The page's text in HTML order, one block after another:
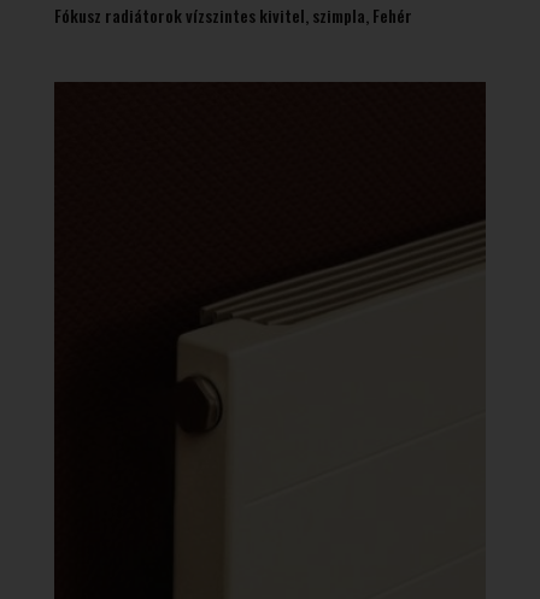
Fókusz radiátorok vízszintes kivitel, szimpla, Fehér